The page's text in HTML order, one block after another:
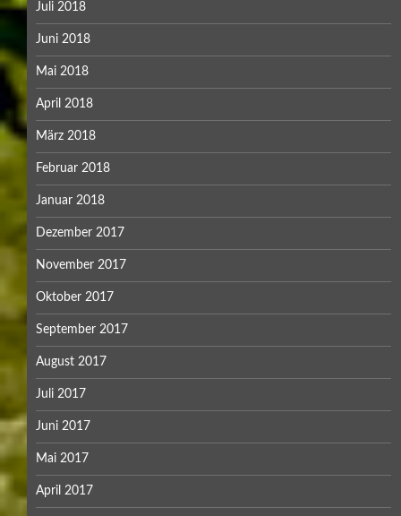
Juli 2018
Juni 2018
Mai 2018
April 2018
März 2018
Februar 2018
Januar 2018
Dezember 2017
November 2017
Oktober 2017
September 2017
August 2017
Juli 2017
Juni 2017
Mai 2017
April 2017